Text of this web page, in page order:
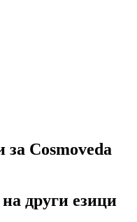
за Cosmoveda
други езици